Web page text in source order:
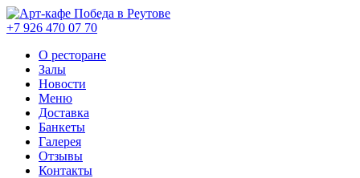
+7 926 470 07 70
О ресторане
Залы
Новости
Меню
Доставка
Банкеты
Галерея
Отзывы
Контакты